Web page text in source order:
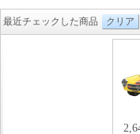
最近チェックした商品 クリア